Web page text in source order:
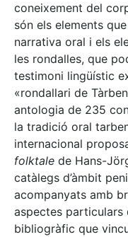
coneixement del
són els elements
narrativa oral i els
les rondalles, que
testimoni lingüístic
«rondallari de
antologia de 235
la tradició oral
internacional
folktale de Hans-
catàlegs d’àmbit
acompanyats amb
aspectes particulars
bibliogràfic que